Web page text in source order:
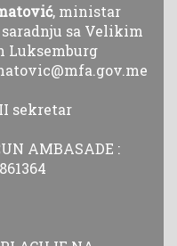
, ministar
sa Velikim
Luksemburg
sekretar
AMBASADE :